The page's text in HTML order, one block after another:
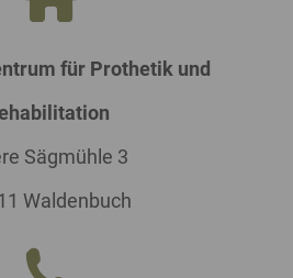
für Prothetik und
Sägmühle 3
Waldenbuch